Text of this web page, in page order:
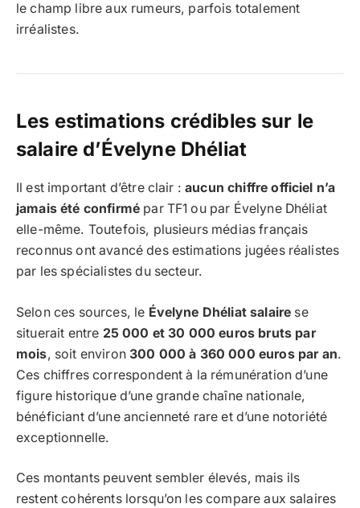
le champ libre aux rumeurs, parfois totalement
irréalistes.
Les estimations crédibles sur le
salaire d’Évelyne Dhéliat
Il est important d’être clair :aucun chiffre officiel n’a
jamais été confirmé par TF1 ou par Évelyne Dhéliat
elle-même. Toutefois, plusieurs médias français
reconnus ont avancé des estimations jugées réalistes
par les spécialistes du secteur.
Selon ces sources, le Évelyne Dhéliat salaire se
situerait entre 25 000 et 30 000 euros bruts par
mois, soit environ 300 000 à 360 000 euros par an.
Ces chiffres correspondent à la rémunération d’une
figure historique d’une grande chaîne nationale,
bénéficiant d’une ancienneté rare et d’une notoriété
exceptionnelle.
Ces montants peuvent sembler élevés, mais ils
restent cohérents lorsqu’on les compare aux salaires